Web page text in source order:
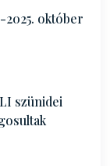
október
szünidei